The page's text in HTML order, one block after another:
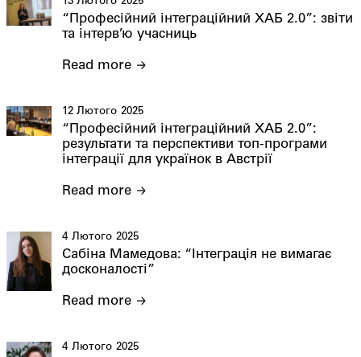
“Професійний інтеграційний ХАБ 2.0”: звіти
та інтерв’ю учасниць
Read more
12 Лютого 2025
“Професійний інтеграційний ХАБ 2.0”:
результати та перспективи топ-програми
інтеграції для українок в Австрії
Read more
4 Лютого 2025
Сабіна Мамедова: “Інтеграція не вимагає
досконалості”
Read more
4 Лютого 2025